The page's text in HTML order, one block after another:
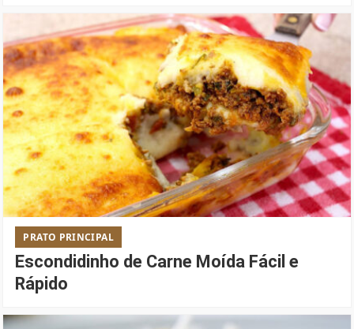
PRATO PRINCIPAL
Escondidinho de Carne Moída Fácil e
Rápido